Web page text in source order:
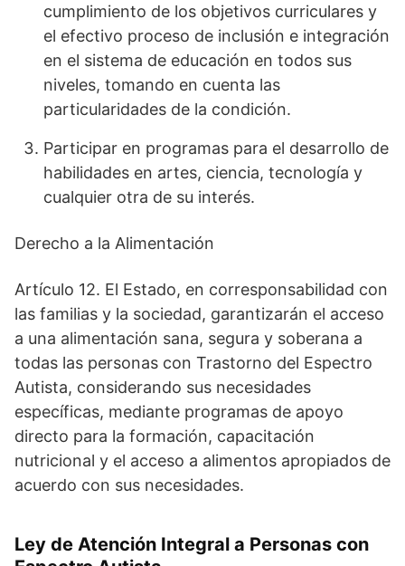
cumplimiento de los objetivos curriculares y
el efectivo proceso de inclusión e integración
en el sistema de educación en todos sus
niveles, tomando en cuenta las
particularidades de la condición.
Participar en programas para el desarrollo de
habilidades en artes, ciencia, tecnología y
cualquier otra de su interés.
Derecho a la Alimentación
Artículo 12. El Estado, en corresponsabilidad con
las familias y la sociedad, garantizarán el acceso
a una alimentación sana, segura y soberana a
todas las personas con Trastorno del Espectro
Autista, considerando sus necesidades
específicas, mediante programas de apoyo
directo para la formación, capacitación
nutricional y el acceso a alimentos apropiados de
acuerdo con sus necesidades.
Ley de Atención Integral a Personas con